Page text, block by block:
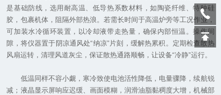
是基础防线，选用耐高温、低导热系数材料，如陶瓷纤维、特种硅
胶，包裹机体，阻隔外部热浪。若需长时间于高温炉旁等工况作业，
可加装水冷循环装置，以冷却液带走热量，确保内部恒温。操作间
隙，将仪器置于阴凉通风处“纳凉”片刻，缓解热累积。定期检查散热
风扇运转，清理风道灰尘，保证散热通路顺畅，让设备“冷静”运行。
低温同样不容小觑，寒冷致使电池活性降低，电量骤降，续航锐
减；液晶显示屏响应迟缓、画面模糊，润滑油脂黏稠度大增，机械部